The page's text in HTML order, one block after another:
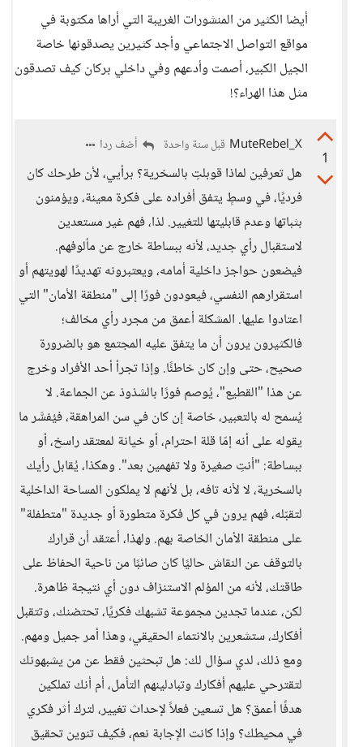
أيضا الكثير من المنشورات الغريبة التي أراها مكتوبة في
مواقع التواصل الاجتماعي وأجد كثيرين يصدقونها خاصة
الجيل الكبير، أصمت وأدعهم وفي داخلي بركان كيف تصدقون
مثل هذا الهراء؟!
1
MuteRebel_X قبل سنة واحدة أضف ردا
هل تعرفين لماذا قوبلتِ بالسخرية؟ برأيي، لأن طرحك كان
فرديًا، في وسطٍ يتفق أفراده على فكرة معينة، ويؤمنون
بثباتها وعدم قابليتها للتغيير. لذا، فهم غير مستعدين
لاستقبال رأي جديد، لأنه ببساطة خارج عن مألوفهم.
فيضعون حواجز داخلية أمامه، ويعتبرونه تهديدًا لهويتهم أو
استقرارهم النفسي، فيعودون فورًا إلى "منطقة الأمان" التي
اعتادوا عليها. المشكلة أعمق من مجرد رأي مخالف؛
فالكثيرون يرون أن ما يتفق عليه المجتمع هو بالضرورة
صحيح، حتى وإن كان خاطئًا. وإذا تجرأ أحد الأفراد وخرج
عن هذا "القطيع"، يُوصم فورًا بالشذوذ عن الجماعة. لا
يُسمح له بالتعبير، خاصة إن كان في سن المراهقة، فيُفسَّر ما
يقوله على أنه إمّا قلة احترام، أو خيانة لمعتقد راسخ، أو
ببساطة: "أنتِ صغيرة ولا تفهمين بعد". وهكذا، يُقابل رأيك
بالسخرية، لا لأنه تافه، بل لأنهم لا يملكون المساحة الداخلية
لتقبّله، فهم يرون في كل فكرة متطورة أو جديدة "متطفلة"
على منطقة الأمان الخاصة بهم. ولهذا، أعتقد أن قرارك
بالتوقف عن النقاش حاليًا كان صائبًا من ناحية الحفاظ على
طاقتك، لأنه من المؤلم الاستنزاف دون أي نتيجة ظاهرة.
لكن، عندما تجدين مجموعة تشبهك فكريًا، تحتضنك، وتتقبل
أفكارك، ستشعرين بالانتماء الحقيقي، وهذا أمر جميل ومهم.
ومع ذلك، لدي سؤال لك: هل تبحثين فقط عن من يشبهونك
لتقترحي عليهم أفكارك وتبادلينهم التأمل، أم أنك تملكين
هدفًا أعمق؟ هل تسعين فعلاً لإحداث تغيير، لترك أثر فكري
في محيطك؟ وإذا كانت الإجابة نعم، فكيف تنوين تحقيق